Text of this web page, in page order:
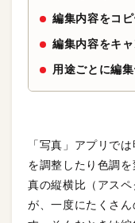
編集内容をコ
編集内容をキ
用途ごとに編
「写真」アプリで
を調整したり色調
真の縦横比（アス
が、一度にたくさ